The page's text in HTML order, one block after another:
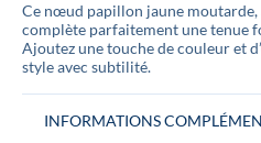
Ce nœud papillon jaune moutarde,
complète parfaitement une tenue
Ajoutez une touche de couleur et
style avec subtilité.
INFORMATIONS